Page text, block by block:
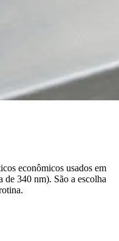
econômicos usados em
340 nm). São a escolha